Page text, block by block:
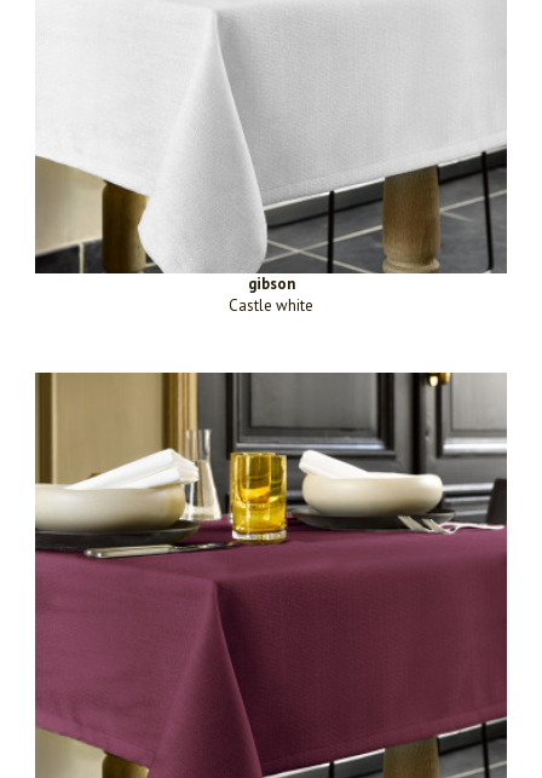
gibson
Castle white